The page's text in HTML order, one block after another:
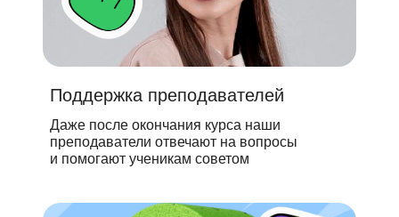
Поддержка преподавателей
Даже после окончания курса наши
преподаватели отвечают на вопросы
и помогают ученикам советом